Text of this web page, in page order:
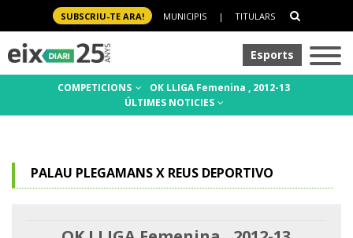
SUBSCRIU-TE ARA! MUNICIPIS | TITULARS
Esports
COMPETICIONS
OK LLIGA Femenina , 2012-13
ÚLTIMES NOTICIES
PALAU PLEGAMANS X REUS DEPORTIVO